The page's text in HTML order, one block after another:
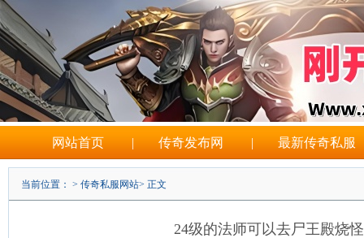
网站首页 | 传奇发布网 | 最新传奇私服
当前位置： > 传奇私服网站> 正文
24级的法师可以去尸王殿烧